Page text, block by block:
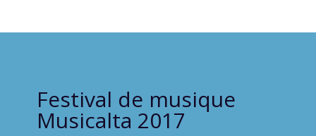
Festival de musique
Musicalta 2017